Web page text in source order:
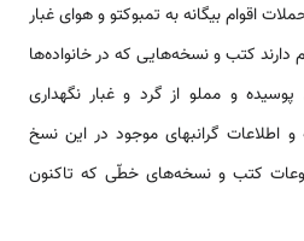
اقوام بیگانه به تمبوکتو و هوای غبار
دارند کتب و نسخه‌هایی که در خانواده‌ها
و مملو از گرد و غبار نگهداری
و اطلاعات گرانبهای موجود در این نسخ
کتب و نسخه‌های خطّی که تاکنون